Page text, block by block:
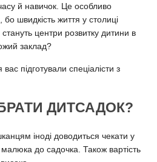
й навичок. Це особливо
бо швидкість життя у столиці
центри розвитку дитини в
заклад?
підготували спеціалісти з
ДИТСАДОК?
іноді доводиться чекати у
малюка до садочка. Також вартість